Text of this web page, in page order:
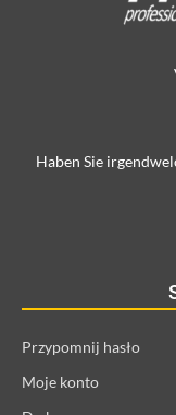
Haben Sie
Przypomnij hasło
Moje konto